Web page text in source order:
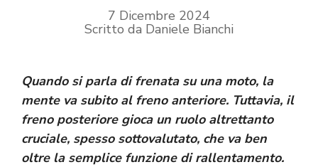
7 Dicembre 2024
Scritto da Daniele Bianchi
Quando si parla di frenata su una moto, la
mente va subito al freno anteriore. Tuttavia, il
freno posteriore gioca un ruolo altrettanto
cruciale, spesso sottovalutato, che va ben
oltre la semplice funzione di rallentamento.